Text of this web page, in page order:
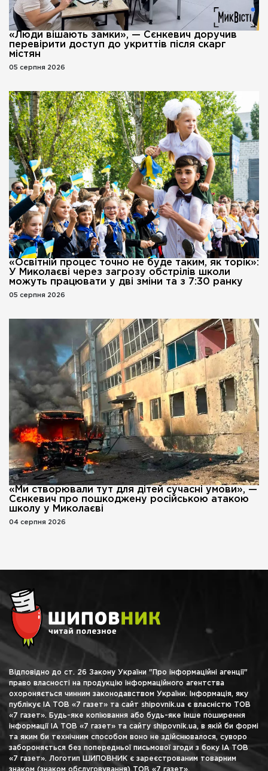
«Люди вішають замки», — Сєнкевич доручив
перевірити доступ до укриттів після скарг
містян
05 серпня 2026
«Освітній процес точно не буде таким, як торік»:
У Миколаєві через загрозу обстрілів школи
можуть працювати у дві зміни та з 7:30 ранку
05 серпня 2026
«Ми створювали тут для дітей сучасні умови», —
Сєнкевич про пошкоджену російською атакою
школу у Миколаєві
04 серпня 2026
Відповідно до ст. 26 Закону України "Про інформаційні агенції"
право власності на продукцію інформаційного агентства
охороняється чинним законодавством України. Інформація, яку
публікує ІА ТОВ «7 газет» та сайт shipovnik.ua є власністю ТОВ
«7 газет». Будь-яке копіювання або будь-яке інше поширення
інформації ІА ТОВ «7 газет» та сайту shipovnik.ua, в якій би формі
та яким би технічним способом воно не здійснювалося, суворо
забороняється без попередньої письмової згоди з боку ІА ТОВ
«7 газет». Логотип ШИПОВНИК є зареєстрованим товарним
знаком (знаком обслуговування) ТОВ «7 газет».